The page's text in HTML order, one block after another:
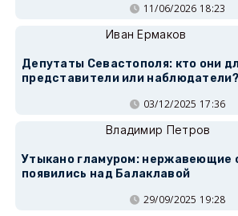
11/06/2026 18:23
Иван Ермаков
Депутаты Севастополя: кто они
представители или наблюдатели?
03/12/2025 17:36
Владимир Петров
Утыкано гламуром: нержавеющие
появились над Балаклавой
29/09/2025 19:28